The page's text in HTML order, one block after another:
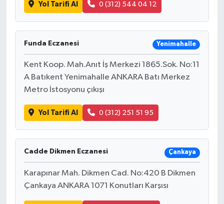
Yol Tarifi Al 0 (312) 544 04 12
Funda Eczanesi Yenimahalle
Kent Koop. Mah.Anıt İş Merkezi 1865.Sok. No:11
A Batıkent Yenimahalle ANKARA Batı Merkez
Metro İstosyonu çıkışı
Yol Tarifi Al 0 (312) 251 51 95
Cadde Dikmen Eczanesi Çankaya
Karapınar Mah. Dikmen Cad. No:420 B Dikmen
Çankaya ANKARA 1071 Konutları Karşısı